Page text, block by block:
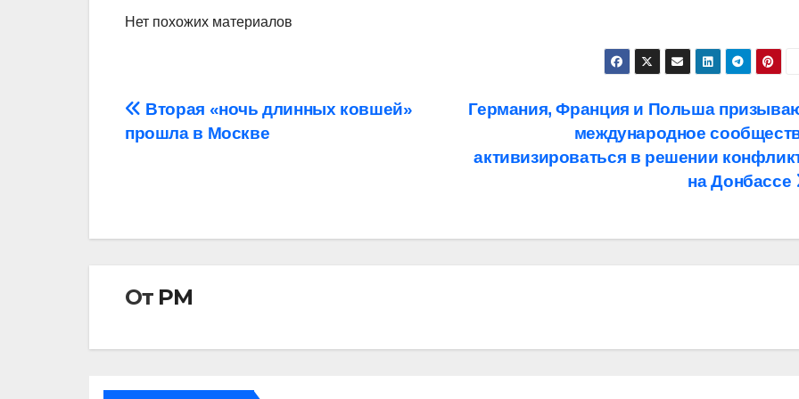
Нет похожих материалов
Навигация
по
Германия, Франция и Польша
международное
активизироваться в решении
на Донбассе
Вторая «ночь длинных ковшей»
прошла в Москве
От РМ